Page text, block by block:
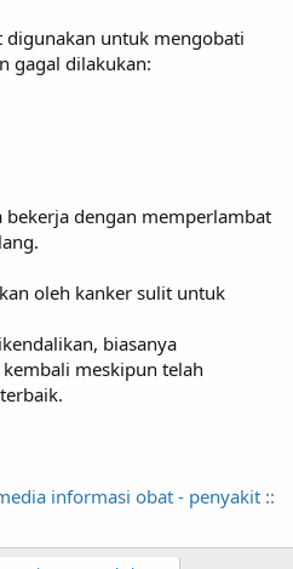
digunakan untuk mengobati
gagal dilakukan:
dengan memperlambat
oleh kanker sulit untuk
biasanya
meskipun telah
informasi obat - penyakit ::